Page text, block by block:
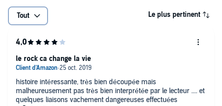
Tout Le plus pertinent
histoire intéressante, très bien découpée mais
malheureusement pas très bien interprétée par le lecteur .... et
quelques liaisons vachement dangereuses effectuées
le rock ca change la vie